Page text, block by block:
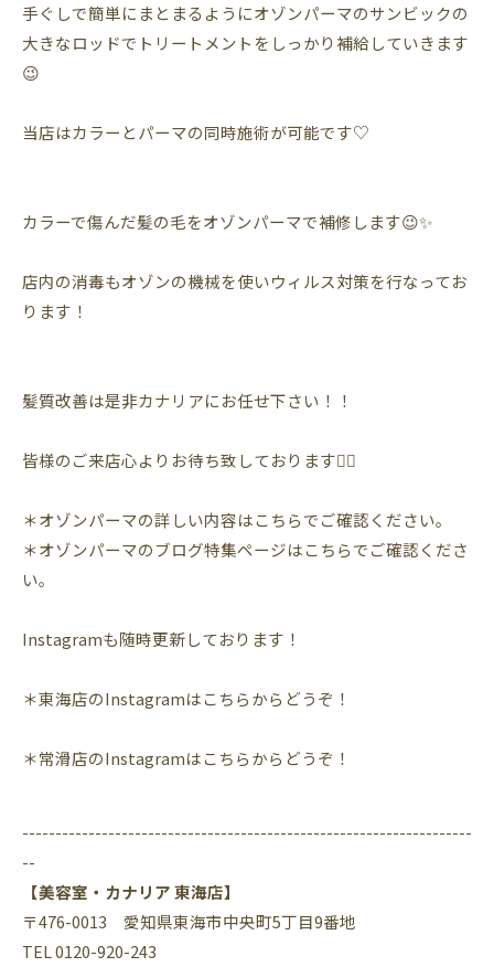
手ぐしで簡単にまとまるようにオゾンパーマのサンビックの
大きなロッドでトリートメントをしっかり補給していきます
😉
当店はカラーとパーマの同時施術が可能です♡
カラーで傷んだ髪の毛をオゾンパーマで補修します😉✨
店内の消毒もオゾンの機械を使いウィルス対策を行なってお
ります！
髪質改善は是非カナリアにお任せ下さい！！
皆様のご来店心よりお待ち致しております🙇‍♀️
＊オゾンパーマの詳しい内容はこちらでご確認ください。
＊オゾンパーマのブログ特集ページはこちらでご確認くださ
い。
Instagramも随時更新しております！
＊東海店のInstagramはこちらからどうぞ！
＊常滑店のInstagramはこちらからどうぞ！
--------------------------------------------------------------------
--
【美容室・カナリア 東海店】
〒476-0013 愛知県東海市中央町5丁目9番地
TEL 0120-920-243